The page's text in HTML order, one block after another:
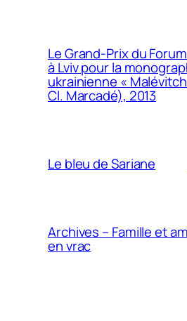
Le Grand-Prix du
à Lviv pour la
ukrainienne «
Cl. Marcadé), 2013
Le bleu de Sariane
Archives – Famille et
en vrac